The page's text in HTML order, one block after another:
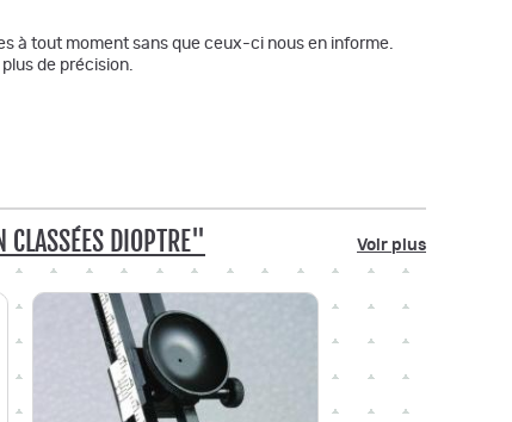
à tout moment sans que ceux-ci nous en informe.
de précision.
CLASSÉES DIOPTRE" Voir plus